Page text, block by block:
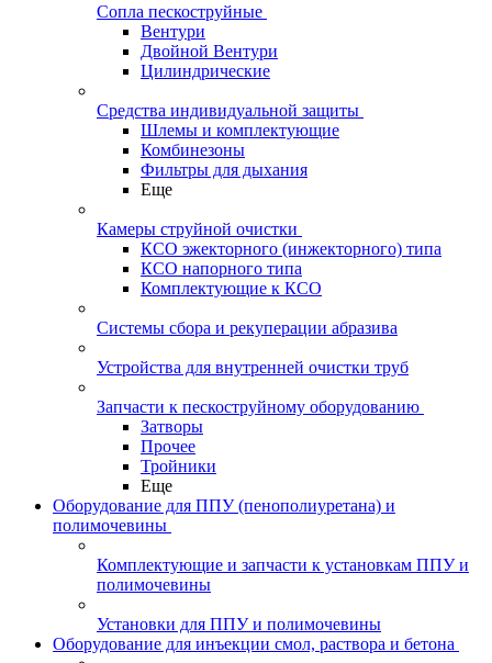
Сопла пескоструйные
Вентури
Двойной Вентури
Цилиндрические
Средства индивидуальной защиты
Шлемы и комплектующие
Комбинезоны
Фильтры для дыхания
Еще
Камеры струйной очистки
КСО эжекторного (инжекторного) типа
КСО напорного типа
Комплектующие к КСО
Системы сбора и рекуперации абразива
Устройства для внутренней очистки труб
Запчасти к пескоструйному оборудованию
Затворы
Прочее
Тройники
Еще
Оборудование для ППУ (пенополиуретана) и
полимочевины
Комплектующие и запчасти к установкам ППУ и
полимочевины
Установки для ППУ и полимочевины
Оборудование для инъекции смол, раствора и бетона